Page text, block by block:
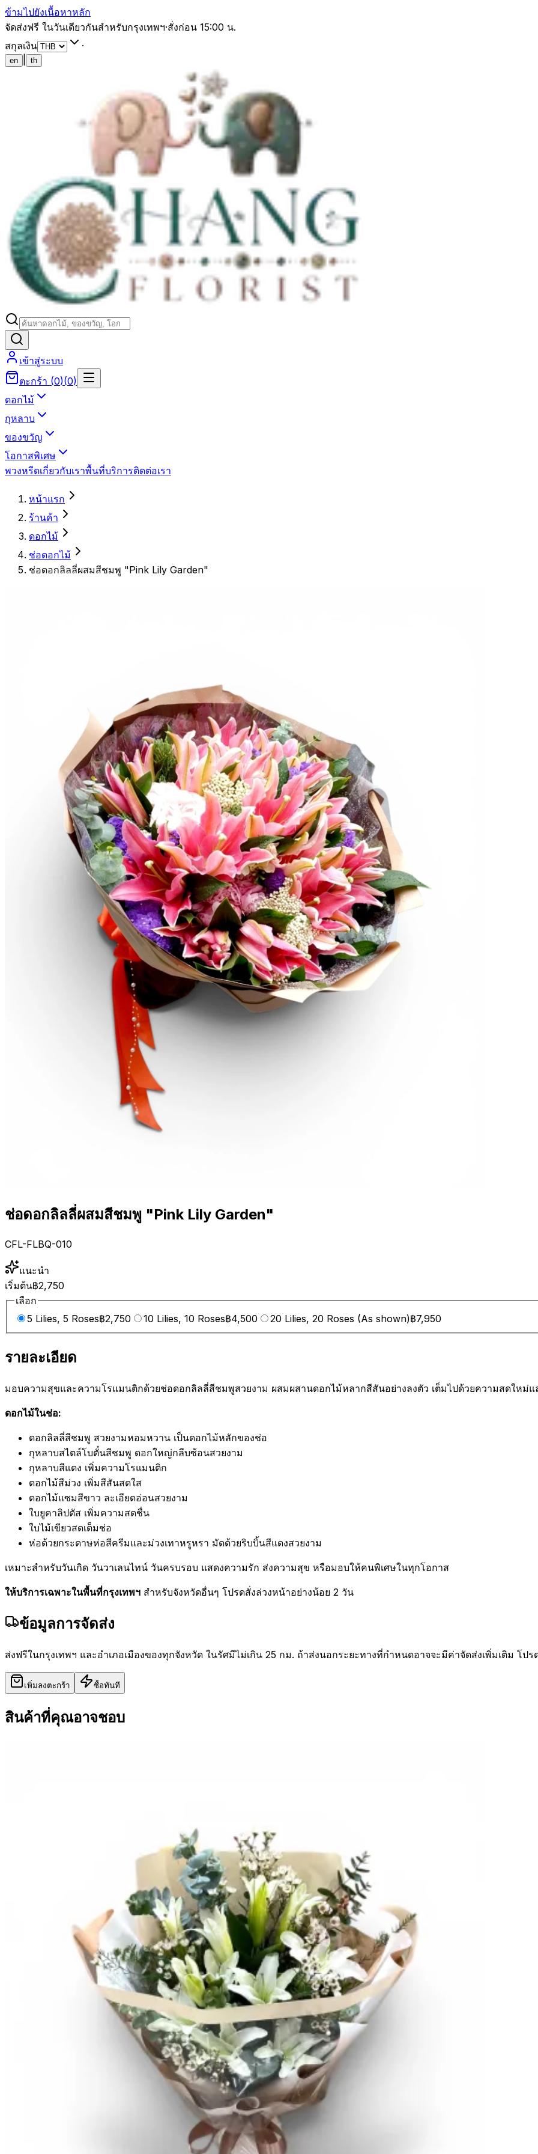
ข้ามไปยังเนื้อหาหลัก
จัดส่งฟรี ในวันเดียวกันสำหรับกรุงเทพฯ·สั่งก่อน 15:00 น.
สกุลเงิน
·
en th
เข้าสู่ระบบ
ตะกร้า (0)(0)
ดอกไม้
กุหลาบ
ของขวัญ
โอกาสพิเศษ
พวงหรีดเกี่ยวกับเราพื้นที่บริการติดต่อเรา
หน้าแรก
ร้านค้า
ดอกไม้
ช่อดอกไม้
ช่อดอกลิลลี่ผสมสีชมพู "Pink Lily Garden"
ช่อดอกลิลลี่ผสมสีชมพู "Pink Lily Garden"
CFL-FLBQ-010
แนะนำ
เริ่มต้น฿2,750
เลือก
5 Lilies, 5 Roses฿2,750 10 Lilies, 10 Roses฿4,500 20 Lilies, 20 Roses (As shown)฿7,950
รายละเอียด
มอบความสุขและความโรแมนติกด้วยช่อดอกลิลลี่สีชมพูสวยงาม ผสมผสานดอกไม้หลากสีสันอย่างลงตัว เต็มไปด้วยความสดใหม่
ดอกไม้ในช่อ:
ดอกลิลลี่สีชมพู สวยงามหอมหวาน เป็นดอกไม้หลักของช่อ
กุหลาบสไตล์โบตั๋นสีชมพู ดอกใหญ่กลีบซ้อนสวยงาม
กุหลาบสีแดง เพิ่มความโรแมนติก
ดอกไม้สีม่วง เพิ่มสีสันสดใส
ดอกไม้แซมสีขาว ละเอียดอ่อนสวยงาม
ใบยูคาลิปตัส เพิ่มความสดชื่น
ใบไม้เขียวสดเต็มช่อ
ห่อด้วยกระดาษห่อสีครีมและม่วงเทาหรูหรา มัดด้วยริบบิ้นสีแดงสวยงาม
เหมาะสำหรับวันเกิด วันวาเลนไทน์ วันครบรอบ แสดงความรัก ส่งความสุข หรือมอบให้คนพิเศษในทุกโอกาส
ให้บริการเฉพาะในพื้นที่กรุงเทพฯ สำหรับจังหวัดอื่นๆ โปรดสั่งล่วงหน้าอย่างน้อย 2 วัน
ข้อมูลการจัดส่ง
ส่งฟรีในกรุงเทพฯ และอำเภอเมืองของทุกจังหวัด ในรัศมีไม่เกิน 25 กม. ถ้าส่งนอกระยะทางที่กำหนดอาจจะมีค่าจัดส่งเพิ่มเติม โปร
เพิ่มลงตะกร้า ซื้อทันที
สินค้าที่คุณอาจชอบ